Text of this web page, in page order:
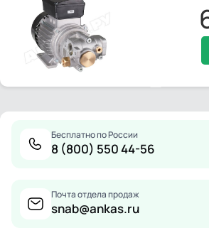
Бесплатно по России
8 (800) 550 44-56
Почта отдела продаж
snab@ankas.ru